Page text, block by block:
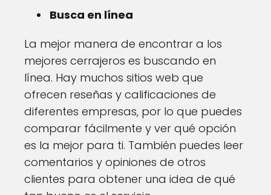
Busca en línea
La mejor manera de encontrar a los
mejores cerrajeros es buscando en
línea. Hay muchos sitios web que
ofrecen reseñas y calificaciones de
diferentes empresas, por lo que puedes
comparar fácilmente y ver qué opción
es la mejor para ti. También puedes leer
comentarios y opiniones de otros
clientes para obtener una idea de qué